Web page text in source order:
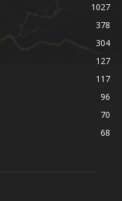
1027
378
304
127
117
96
70
68